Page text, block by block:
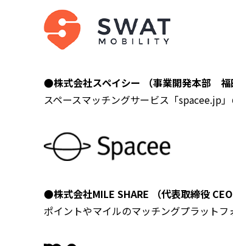
●株式会社スペイシー （事業開発本部
スペースマッチングサービス「spacee.jp
●株式会社MILE SHARE （代表取締役
ポイントやマイルのマッチングプラット